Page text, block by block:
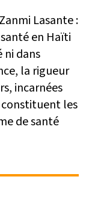
Lasante :
en Haïti
ni dans
la rigueur
incarnées
constituent les
de santé